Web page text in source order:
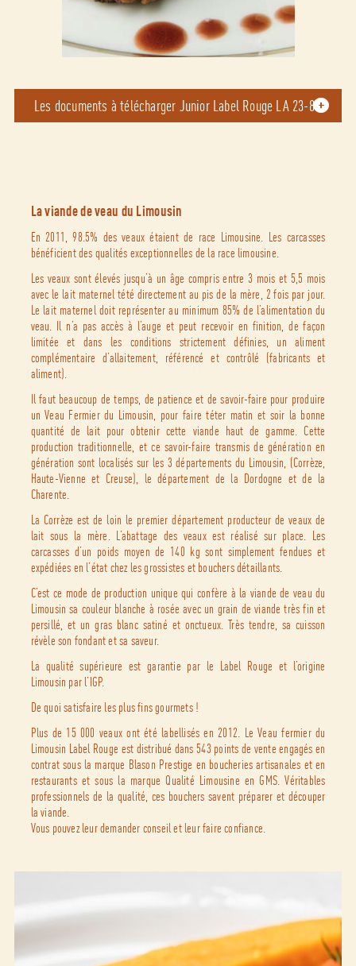
Les documents à télécharger Junior Label Rouge LA 23-88
La viande de veau du Limousin
En 2011, 98.5% des veaux étaient de race Limousine. Les carcasses
bénéficient des qualités exceptionnelles de la race limousine.
Les veaux sont élevés jusqu’à un âge compris entre 3 mois et 5,5 mois
avec le lait maternel tété directement au pis de la mère, 2 fois par jour.
Le lait maternel doit représenter au minimum 85% de l’alimentation du
veau. Il n’a pas accès à l’auge et peut recevoir en finition, de façon
limitée et dans les conditions strictement définies, un aliment
complémentaire d’allaitement, référencé et contrôlé (fabricants et
aliment).
Il faut beaucoup de temps, de patience et de savoir-faire pour produire
un Veau Fermier du Limousin, pour faire téter matin et soir la bonne
quantité de lait pour obtenir cette viande haut de gamme. Cette
production traditionnelle, et ce savoir-faire transmis de génération en
génération sont localisés sur les 3 départements du Limousin, (Corrèze,
Haute-Vienne et Creuse), le département de la Dordogne et de la
Charente.
La Corrèze est de loin le premier département producteur de veaux de
lait sous la mère. L’abattage des veaux est réalisé sur place. Les
carcasses d’un poids moyen de 140 kg sont simplement fendues et
expédiées en l’état chez les grossistes et bouchers détaillants.
C’est ce mode de production unique qui confère à la viande de veau du
Limousin sa couleur blanche à rosée avec un grain de viande très fin et
persillé, et un gras blanc satiné et onctueux. Très tendre, sa cuisson
révèle son fondant et sa saveur.
La qualité supérieure est garantie par le Label Rouge et l’origine
Limousin par l’IGP.
De quoi satisfaire les plus fins gourmets !
Plus de 15 000 veaux ont été labellisés en 2012. Le Veau fermier du
Limousin Label Rouge est distribué dans 543 points de vente engagés en
contrat sous la marque Blason Prestige en boucheries artisanales et en
restaurants et sous la marque Qualité Limousine en GMS. Véritables
professionnels de la qualité, ces bouchers savent préparer et découper
la viande.
Vous pouvez leur demander conseil et leur faire confiance.